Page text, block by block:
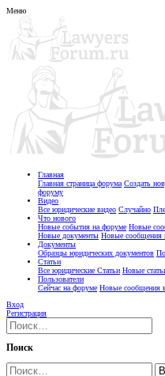
Меню
Главная
Главная страница форума Создать
форуму
Видео
Все юридические видео Случайно
Что нового
Новые события на форуме Новые
Новые документы Новые сообщения
Документы
Образцы юридических документов
Статьи
Все юридические Статьи Новые
Пользователи
Сейчас на форуме Новые сообщения
Вход
Регистрация
Поиск